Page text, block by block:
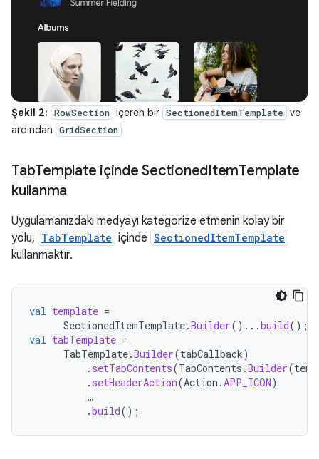
Şekil 2: RowSection içeren bir SectionedItemTemplate
ve
ardından
GridSection
TabTemplate içinde SectionedItemTemplate
kullanma
Uygulamanızdaki medyayı kategorize etmenin kolay bir
yolu, TabTemplate içinde SectionedItemTemplate
kullanmaktır.
val template =
SectionedItemTemplate.Builder()...build();
val tabTemplate =
TabTemplate.Builder(tabCallback)
. setTabContents(TabContents .Builder(
. setHeaderAction(Action .APP_ICON)
…
.build();